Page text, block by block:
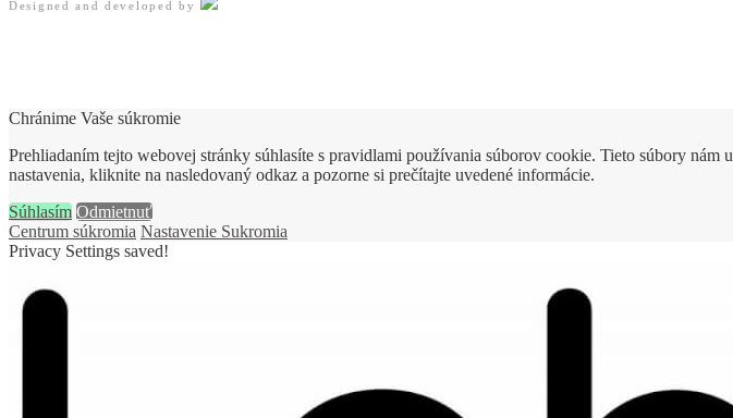
Designed and developed by
Chránime Vaše súkromie
Prehliadaním tejto webovej stránky súhlasíte s pravidlami používania súborov cookie. Tieto súbory
nastavenia, kliknite na nasledovaný odkaz a pozorne si prečítajte uvedené informácie.
Súhlasím Odmietnuť
Centrum súkromia Nastavenie Sukromia
Privacy Settings saved!